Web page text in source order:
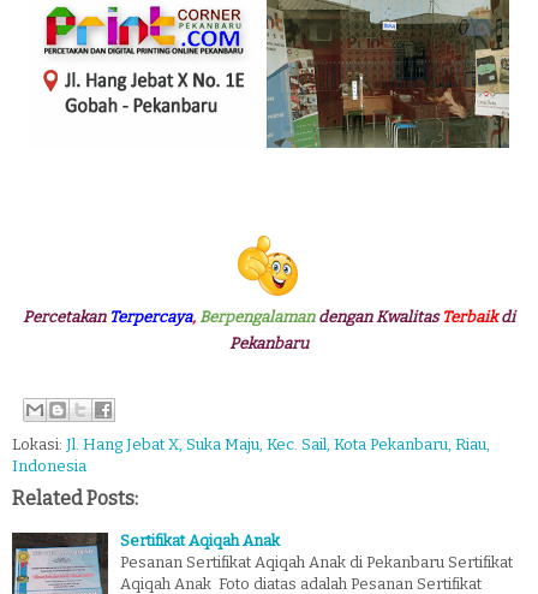
Percetakan Terpercaya, Berpengalamandengan Kwalitas Terbaik di
Pekanbaru
Lokasi: Jl. Hang Jebat X, Suka Maju, Kec. Sail, Kota Pekanbaru, Riau,
Indonesia
Related Posts:
Sertifikat Aqiqah Anak
Pesanan Sertifikat Aqiqah Anak di Pekanbaru Sertifikat
Aqiqah Anak Foto diatas adalah Pesanan Sertifikat